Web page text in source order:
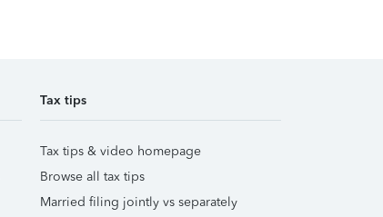
Tax tips
Tax tips & video homepage
Browse all tax tips
Married filing jointly vs separately